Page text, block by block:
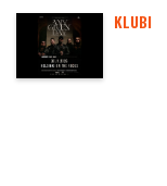
KLUBI